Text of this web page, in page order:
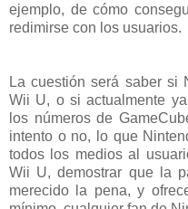
ejemplo, de cómo
redimirse con los usuarios.
La cuestión será saber si
Wii U, o si actualmente
los números de
intento o no, lo que
todos los medios al
Wii U, demostrar que la
merecido la pena, y